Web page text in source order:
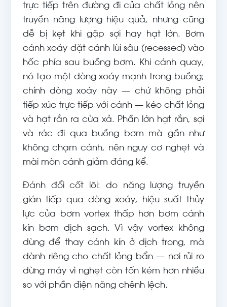
trực tiếp trên đường đi của chất lỏng nên
truyền năng lượng hiệu quả, nhưng cũng
dễ bị kẹt khi gặp sợi hay hạt lớn. Bơm
cánh xoáy đặt cánh lùi sâu (recessed) vào
hốc phía sau buồng bơm. Khi cánh quay,
nó tạo một dòng xoáy mạnh trong buồng;
chính dòng xoáy này — chứ không phải
tiếp xúc trực tiếp với cánh — kéo chất lỏng
và hạt rắn ra cửa xả. Phần lớn hạt rắn, sợi
và rác đi qua buồng bơm mà gần như
không chạm cánh, nên nguy cơ nghẹt và
mài mòn cánh giảm đáng kể.
Đánh đổi cốt lõi: do năng lượng truyền
gián tiếp qua dòng xoáy, hiệu suất thủy
lực của bơm vortex thấp hơn bơm cánh
kín bơm dịch sạch. Vì vậy vortex không
dùng để thay cánh kín ở dịch trong, mà
dành riêng cho chất lỏng bẩn — nơi rủi ro
dừng máy vì nghẹt còn tốn kém hơn nhiều
so với phần điện năng chênh lệch.